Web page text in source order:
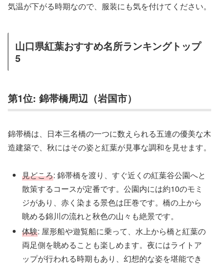
気温が下がる時期なので、服装にも気を付けてください。
山口県紅葉おすすめ名所ランキングトップ
5
第1位: 錦帯橋周辺（岩国市）
錦帯橋は、日本三名橋の一つに数えられる五連の優美な木
造建築で、秋にはその姿と紅葉が見事な調和を見せます。
見どころ: 錦帯橋を渡り、すぐ近くの紅葉谷公園へと
散策するコースが定番です。公園内には約10のモミ
ジがあり、赤く染まる景色は圧巻です。橋の上から
眺める錦川の流れと秋色の山々も絶景です。
体験: 屋形船や遊覧船に乗って、水上から橋と紅葉の
両足側を眺めることも楽しめます。夜にはライトア
ップが行われる時期もあり、幻想的な姿を堪能でき